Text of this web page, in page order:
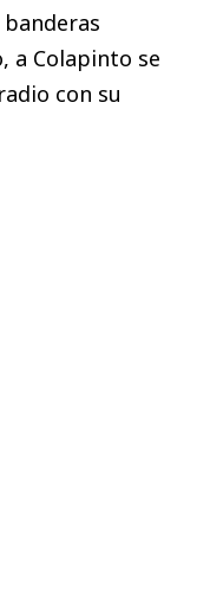
a Colapinto se
con su